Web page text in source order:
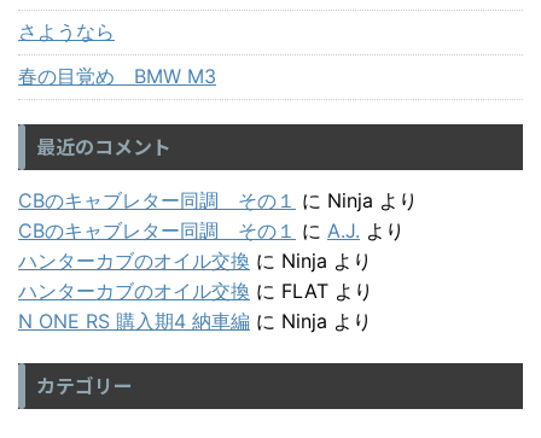
さようなら
春の目覚め BMW M3
最近のコメント
CBのキャブレター同調 その１ に Ninja より
CBのキャブレター同調 その１ に A.J. より
ハンターカブのオイル交換 に Ninja より
ハンターカブのオイル交換 に FLAT より
N ONE RS 購入期4 納車編 に Ninja より
カテゴリー